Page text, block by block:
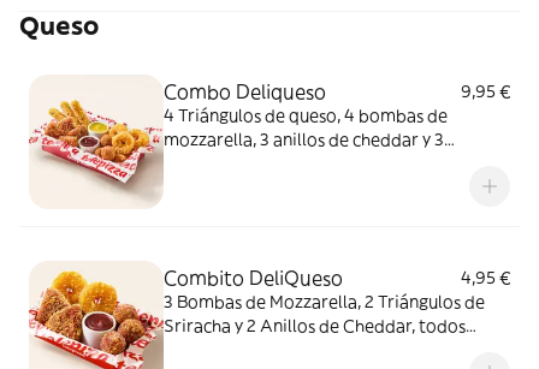
Queso
Combo Deliqueso
9,95 €
4 Triángulos de queso, 4 bombas de
mozzarella, 3 anillos de cheddar y 3
Combito DeliQueso
4,95 €
3 Bombas de Mozzarella, 2 Triángulos de
Sriracha y 2 Anillos de Cheddar, todos